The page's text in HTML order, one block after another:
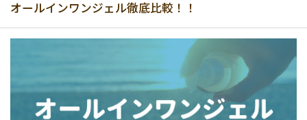
オールインワンジェル徹底比較！！